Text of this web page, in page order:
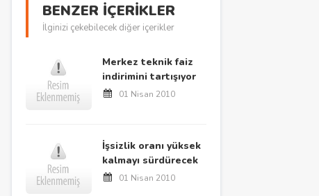
BENZER İÇERİKLER
İlginizi çekebilecek diğer içerikler
Merkez teknik faiz
indirimini tartışıyor
01 Nisan 2010
İşsizlik oranı yüksek
kalmayı sürdürecek
01 Nisan 2010